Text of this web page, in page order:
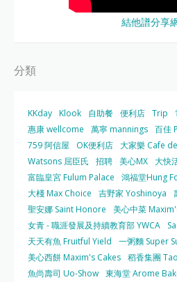
結他譜分享
分類
KKday Klook 自助餐 便利店 Trip
惠康 wellcome
萬寧 mannings 百佳
759 阿信屋
OK便利店 大家樂 Cafe
Watsons 屈臣氏
招聘 美心MX 大快
富臨皇宮 Fulum Palace
鴻福堂Hung
大棧 Max Choice
吉野家 Yoshinoya
聖安娜 Saint Honore
美心中菜
女青 - 職涯發展及持續教育部 YWCA
天天有魚 Fruitful Yield
一粥麵 Super
美心西餅 Maxim's Cakes 稻香集團
魚尚壽司 Uo-Show 東海堂 Arome